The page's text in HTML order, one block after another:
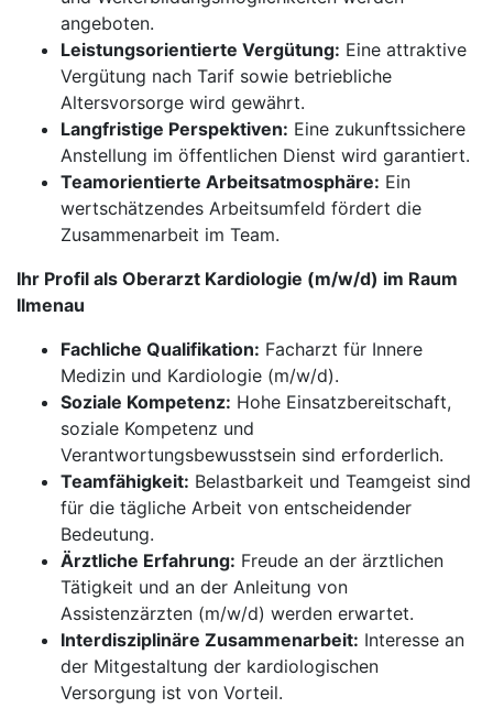
angeboten.
Leistungsorientierte Vergütung: Eine attraktive
Vergütung nach Tarif sowie betriebliche
Altersvorsorge wird gewährt.
Langfristige Perspektiven: Eine zukunftssichere
Anstellung im öffentlichen Dienst wird garantiert.
Teamorientierte Arbeitsatmosphäre: Ein
wertschätzendes Arbeitsumfeld fördert die
Zusammenarbeit im Team.
Ihr Profil als Oberarzt Kardiologie (m/w/d) im Raum
Ilmenau
Fachliche Qualifikation: Facharzt für Innere
Medizin und Kardiologie (m/w/d).
Soziale Kompetenz: Hohe Einsatzbereitschaft,
soziale Kompetenz und
Verantwortungsbewusstsein sind erforderlich.
Teamfähigkeit: Belastbarkeit und Teamgeist sind
für die tägliche Arbeit von entscheidender
Bedeutung.
Ärztliche Erfahrung: Freude an der ärztlichen
Tätigkeit und an der Anleitung von
Assistenzärzten (m/w/d) werden erwartet.
Interdisziplinäre Zusammenarbeit: Interesse an
der Mitgestaltung der kardiologischen
Versorgung ist von Vorteil.